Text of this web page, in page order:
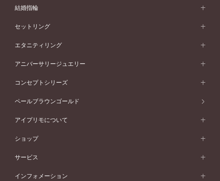
婚約指輪 (エンゲージリング)
婚約指輪一覧
ピンクゴールド
ペールブラウンゴールド
ウェーブライン
V字ライン
ワンサイドメレ
ダブルサイドメレ
シンプル
フェミニン
モード
50万円台～
40万円台～
30万円台～
婚約指輪 人気ランキング
婚約ネックレス
ダイヤモンドシェイプコレクション
結婚指輪
結婚指輪 (マリッジリング)
結婚指輪一覧
ピンクゴールド
ペールブラウンゴールド
ウェーブライン
V字ライン
ワンメレ
セベラルメレ
シンプル
フェミニン
モード
50万円～
40万円～50万円
セットリング
セットリング
セットリング一覧
ピンクゴールド
ペールブラウンゴールド
エタニティリング
エタニティリング
エタニティリング一覧
ピンクゴールド
ペールブラウンゴールド
アニバーサリージュエリー
アニバーサリージュエリー
アニバーサリージュエリー一覧
ファッションリング
ブレスレット
コンセプトシリーズ
コンセプトシリーズ
オリジンビリーフ
エトワル
スワハ
ペールブラウンゴールド
アイプリモについて
アイプリモについて
パーソナルハンド診断
デザインへのこだわり
ショップ
店舗一覧
北海道
サービス
プロポーズサポート
インフォメーション